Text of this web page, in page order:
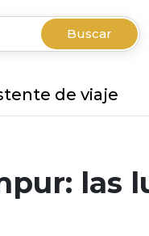
Buscar
de viaje
las